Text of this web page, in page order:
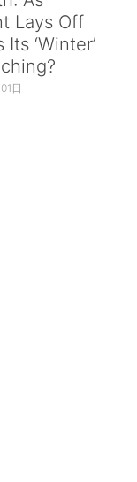
Lays Off
‘Winter’
日